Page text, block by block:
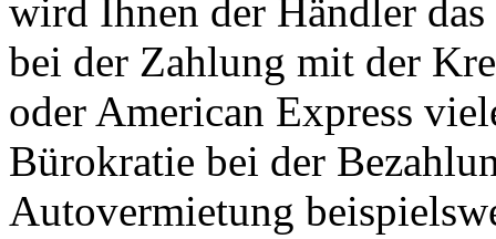
wird Ihnen der Händler
bei der Zahlung mit der
oder American Express
Bürokratie bei der
Autovermietung